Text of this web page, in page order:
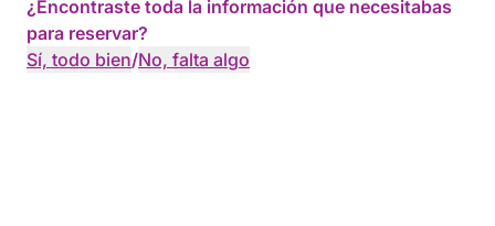
¿Encontraste toda la información que necesitabas
para reservar?
Sí, todo bien/No, falta algo